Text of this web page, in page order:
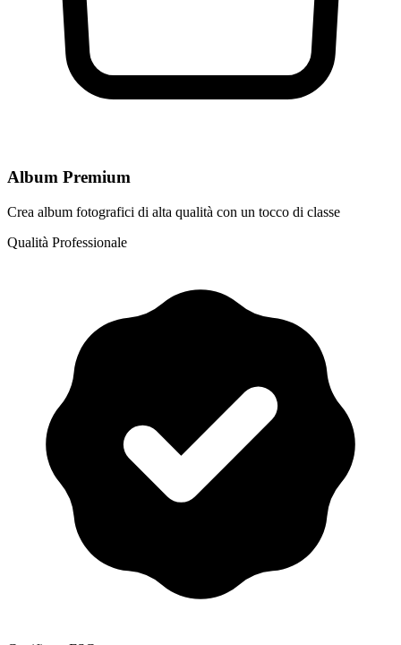
Album Premium
Crea album fotografici di alta qualità con un tocco di classe
Qualità Professionale